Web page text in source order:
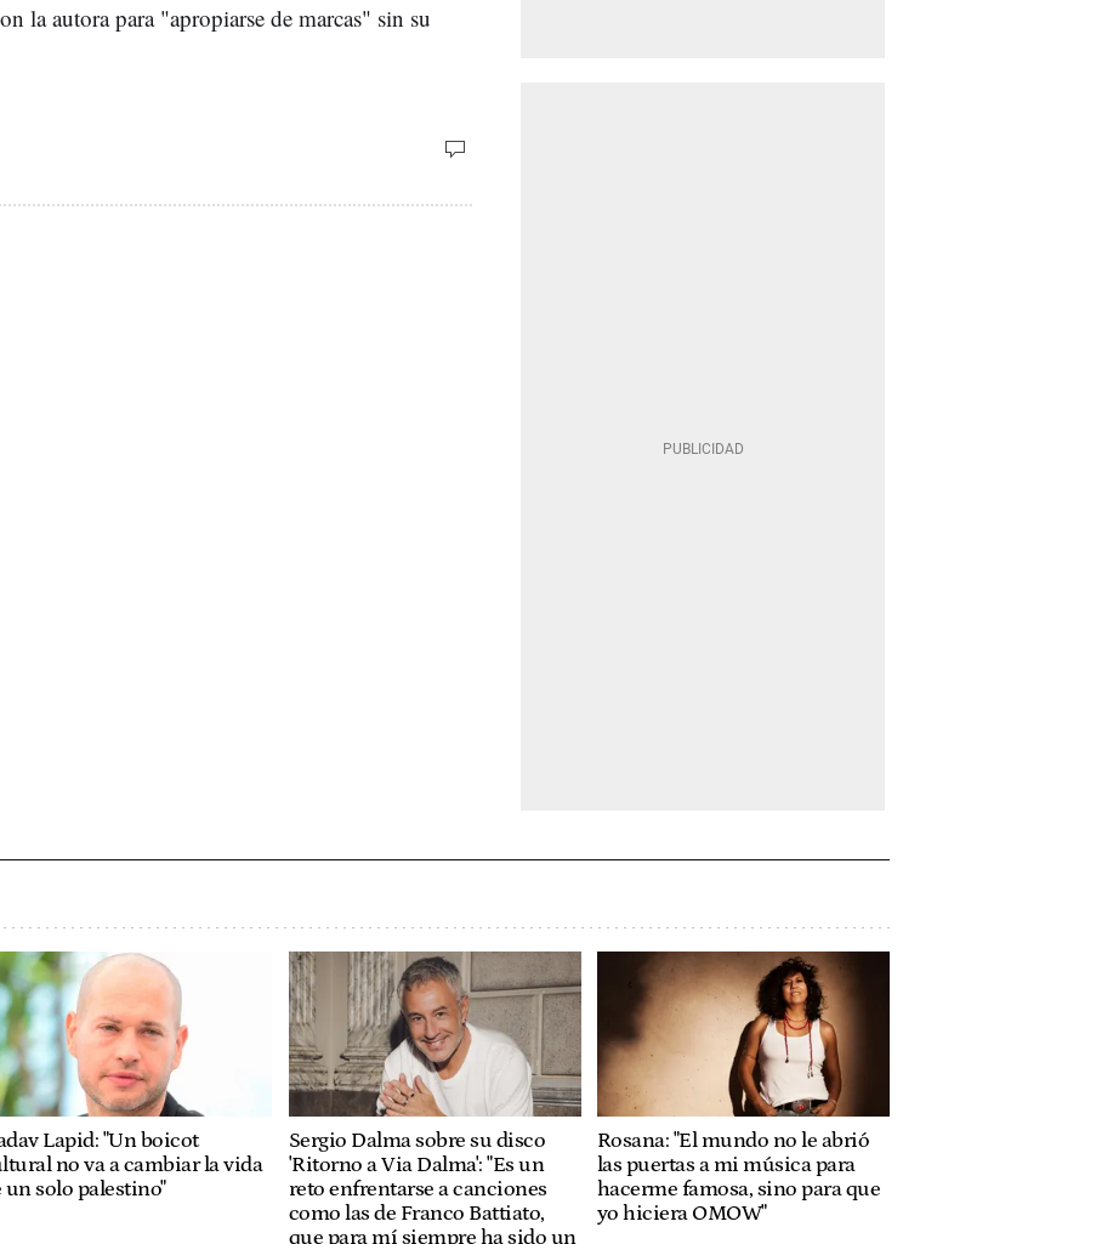
la autora para "apropiarse de marcas" sin su
Lapid: "Un boicot
no va a cambiar la vida
un solo palestino"
Sergio Dalma sobre su disco
'Ritorno a Via Dalma': "Es un
reto enfrentarse a canciones
como las de Franco Battiato,
que para mí siempre ha sido un
Rosana: "El mundo no le abrió
las puertas a mi música para
hacerme famosa, sino para que
yo hiciera OMOW"